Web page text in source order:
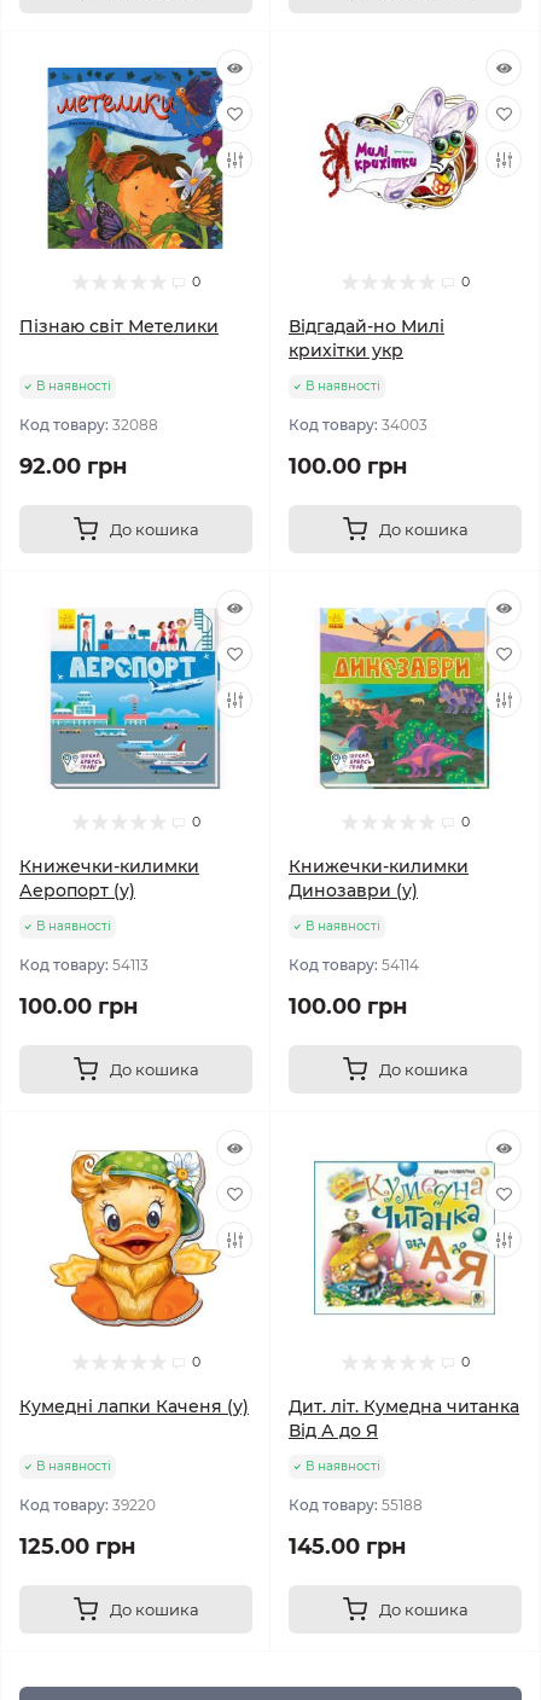
0
Пізнаю світ Метелики
В наявності
Код товару: 32088
92.00 грн
До кошика
0
Відгадай-но Милі
крихітки укр
В наявності
Код товару: 34003
100.00 грн
До кошика
0
Книжечки-килимки
Аеропорт (у)
В наявності
Код товару: 54113
100.00 грн
До кошика
0
Книжечки-килимки
Динозаври (у)
В наявності
Код товару: 54114
100.00 грн
До кошика
0
Кумедні лапки Каченя (у)
В наявності
Код товару: 39220
125.00 грн
До кошика
0
Дит. літ. Кумедна читанка
Від А до Я
В наявності
Код товару: 55188
145.00 грн
До кошика